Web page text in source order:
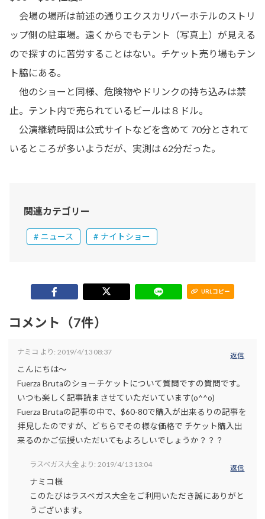
会場の場所は前述の通りエクスカリバーホテルのストリ
ップ側の駐車場。遠くからでもテント（写真上）が見える
ので探すのに苦労することはない。チケット売り場もテン
ト脇にある。
他のショーと同様、危険物やドリンクの持ち込みは禁
止。テント内で売られているビールは８ドル。
公演継続時間は公式サイトなどを含めて 70分とされて
いるところが多いようだが、実測は 62分だった。
関連カテゴリー
ニュース ナイトショー
URLコピー
コメント（7件）
ナミコ より: 2019/4/13 08:37
こんにちは〜
Fuerza Brutaのショーチケットについて質問ですの質問です。
いつも楽しく記事読まさせていただいています(o^^o)
Fuerza Brutaの記事の中で、$60-80で購入が出来るりの記事を
拝見したのですが、どちらでその様な価格で チケット購入出
来るのかご伝授いただいてもよろしいでしょうか？？？
返信
ラスベガス大全 より: 2019/4/13 13:04
ナミコ様
このたびはラスベガス大全をご利用いただき誠にありがと
うございます。
返信